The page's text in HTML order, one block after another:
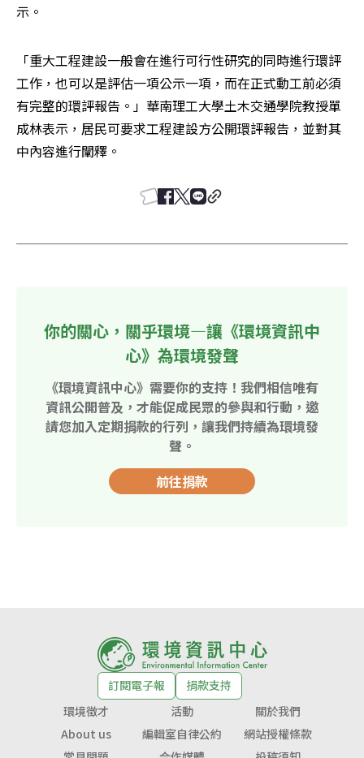
示。
「重大工程建設一般會在進行可行性研究的同時進行環評
工作，也可以是評估一項公示一項，而在正式動工前必須
有完整的環評報告。」華南理工大學土木交通學院教授單
成林表示，居民可要求工程建設方公開環評報告，並對其
中內容進行闡釋。
你的關心，關乎環境—讓《環境資訊中
心》為環境發聲
《環境資訊中心》需要你的支持！我們相信唯有
資訊公開普及，才能促成民眾的參與和行動，邀
請您加入定期捐款的行列，讓我們持續為環境發
聲。
前往捐款
訂閱電子報
捐款支持
環境徵才
活動
關於我們
About us
編輯室自律公約
網站授權條款